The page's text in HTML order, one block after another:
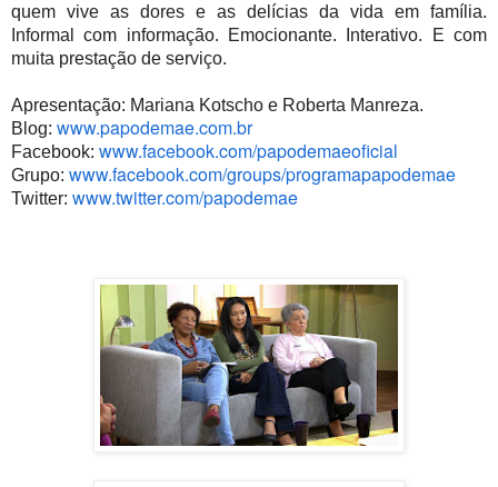
quem vive as dores e as delícias da vida em família.
Informal com informação. Emocionante. Interativo. E com
muita prestação de serviço.
Apresentação: Mariana Kotscho e Roberta Manreza.
Blog: www.papodemae.com.br
Facebook: www.facebook.com/papodemaeoficial
Grupo: www.facebook.com/groups/programapapodemae
Twitter: www.twitter.com/papodemae